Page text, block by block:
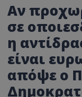
Αν
σε
η
είναι
απόψε ο